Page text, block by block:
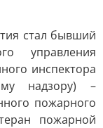
стал бывший
управления
инспектора
надзору) –
пожарного
пожарной